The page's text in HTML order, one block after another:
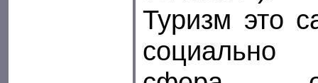
Туризм это
социально